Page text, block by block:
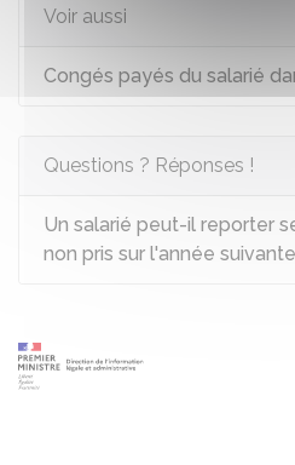
Voir aussi
Congés payés du salarié
Questions ? Réponses !
Un salarié peut-il reporter
non pris sur l'année